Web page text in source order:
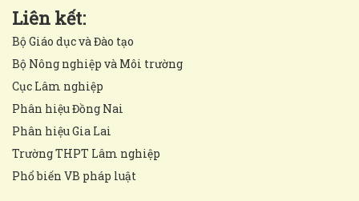
Liên kết:
Bộ Giáo dục và Đào tạo
Bộ Nông nghiệp và Môi trường
Cục Lâm nghiệp
Phân hiệu Đồng Nai
Phân hiệu Gia Lai
Trường THPT Lâm nghiệp
Phổ biến VB pháp luật